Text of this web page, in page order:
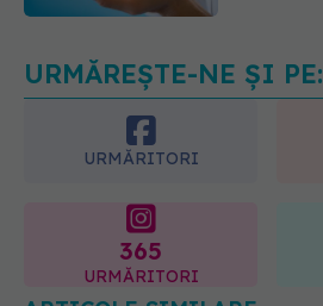
URMĂREȘTE-NE ȘI PE:
URMĂRITORI
365
URMĂRITORI